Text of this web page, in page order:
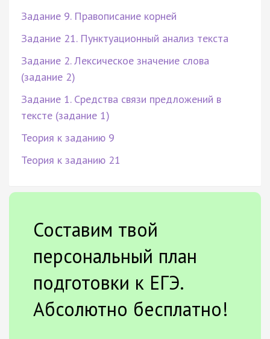
Задание 9. Правописание корней
Задание 21. Пунктуационный анализ текста
Задание 2. Лексическое значение слова
(задание 2)
Задание 1. Средства связи предложений в
тексте (задание 1)
Теория к заданию 9
Теория к заданию 21
Составим твой
персональный план
подготовки к ЕГЭ.
Абсолютно бесплатно!